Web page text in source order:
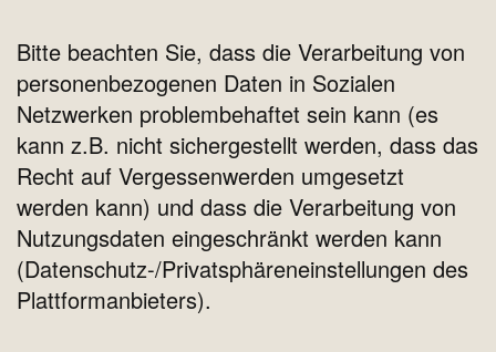
Bitte beachten Sie, dass die Verarbeitung von
personenbezogenen Daten in Sozialen
Netzwerken problembehaftet sein kann (es
kann z.B. nicht sichergestellt werden, dass das
Recht auf Vergessenwerden umgesetzt
werden kann) und dass die Verarbeitung von
Nutzungsdaten eingeschränkt werden kann
(Datenschutz-/Privatsphäreneinstellungen des
Plattformanbieters).